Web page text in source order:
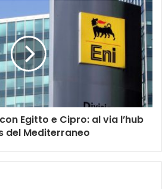
Egitto e Cipro: al via l’hub
del Mediterraneo